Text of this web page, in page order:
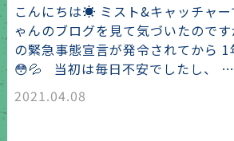
こんにちは☀️ ミスト&キャッチャ
ゃんのブログを見て気づいたので
の緊急事態宣言が発令されてから
😳💦 当初は毎日不安でしたし、 …
2021.04.08